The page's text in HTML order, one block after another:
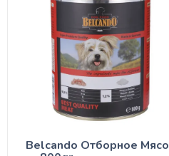
Belcando Отборное Мясо